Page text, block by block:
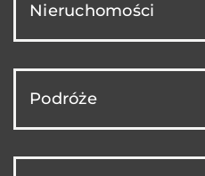
Nieruchomości
Podróże